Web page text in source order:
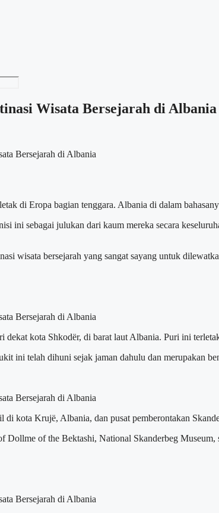
Wisata Bersejarah di Albania
di Eropa bagian tenggara. Albania di dalam
ini sebagai julukan dari kaum mereka secara
wisata bersejarah yang sangat sayang untuk
dekat kota Shkodër, di barat laut Albania. Puri ini
ini telah dihuni sejak jaman dahulu dan merupakan
di kota Krujë, Albania, dan pusat pemberontakan
Dollme of the Bektashi, National Skanderbeg